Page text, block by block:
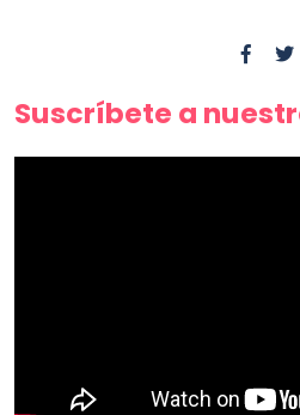
Suscríbete a